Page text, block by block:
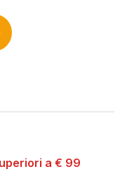
a € 99